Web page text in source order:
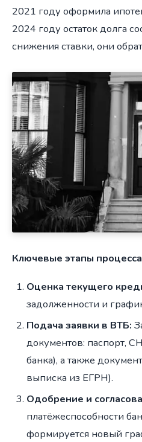
2021 году оформила
2024 году остаток долга
снижения ставки, они
Ключевые этапы
Оценка текущего
задолженности и
Подача заявки в ВТБ:
документов: паспорт,
банка), а также
выписка из ЕГРН).
Одобрение и
платёжеспособности
формируется новый